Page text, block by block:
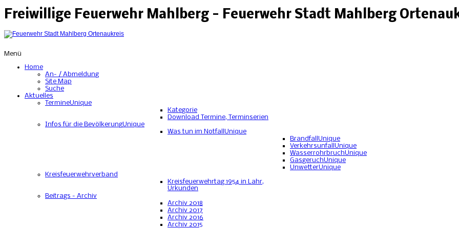
Freiwillige Feuerwehr Mahlberg - Feuerwehr Stadt Mahlberg
Menü
Home
An- / Abmeldung
Site Map
Suche
Aktuelles
TermineUnique
Kategorie
Download Termine, Terminserien
Infos für die BevölkerungUnique
Was tun im Notfall Unique
Brandfall Unique
Verkehrsunfall Unique
WasserrohrbruchUnique
GasgeruchUnique
UnwetterUnique
Kreisfeuerwehrverband
Kreisfeuerwehrtag 1954 in Lahr,
Urkunden
Beitrags - Archiv
Archiv 2018
Archiv 2017
Archiv 2016
Archiv 2015